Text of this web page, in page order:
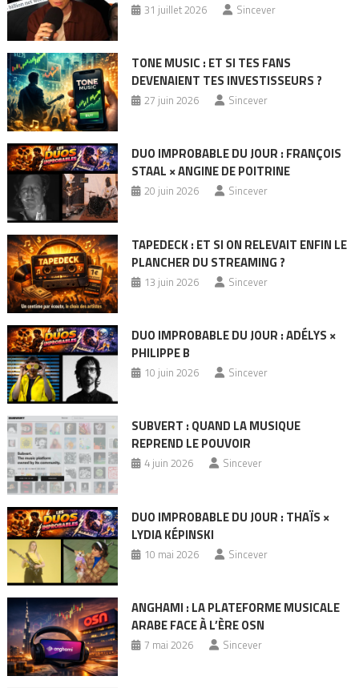
31 juillet 2026 Sincever
TONE MUSIC : ET SI TES FANS
DEVENAIENT TES INVESTISSEURS ?
27 juin 2026 Sincever
DUO IMPROBABLE DU JOUR : FRANÇOIS
STAAL × ANGINE DE POITRINE
20 juin 2026 Sincever
TAPEDECK : ET SI ON RELEVAIT ENFIN LE
PLANCHER DU STREAMING ?
13 juin 2026 Sincever
DUO IMPROBABLE DU JOUR : ADÉLYS ×
PHILIPPE B
10 juin 2026 Sincever
SUBVERT : QUAND LA MUSIQUE
REPREND LE POUVOIR
4 juin 2026 Sincever
DUO IMPROBABLE DU JOUR : THAÏS ×
LYDIA KÉPINSKI
10 mai 2026 Sincever
ANGHAMI : LA PLATEFORME MUSICALE
ARABE FACE À L’ÈRE OSN
7 mai 2026 Sincever